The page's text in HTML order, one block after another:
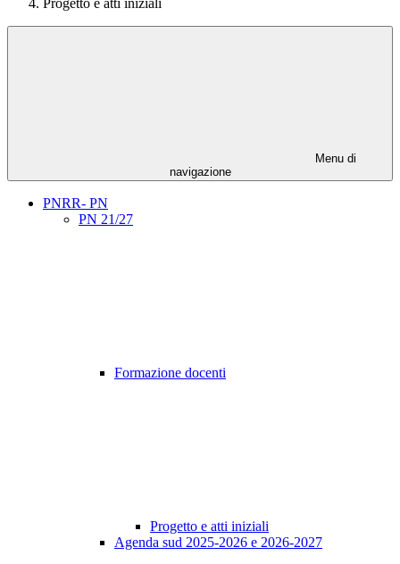
Progetto e atti iniziali
Menu di
navigazione
PNRR- PN
PN 21/27
Formazione docenti
Progetto e atti iniziali
Agenda sud 2025-2026 e 2026-2027